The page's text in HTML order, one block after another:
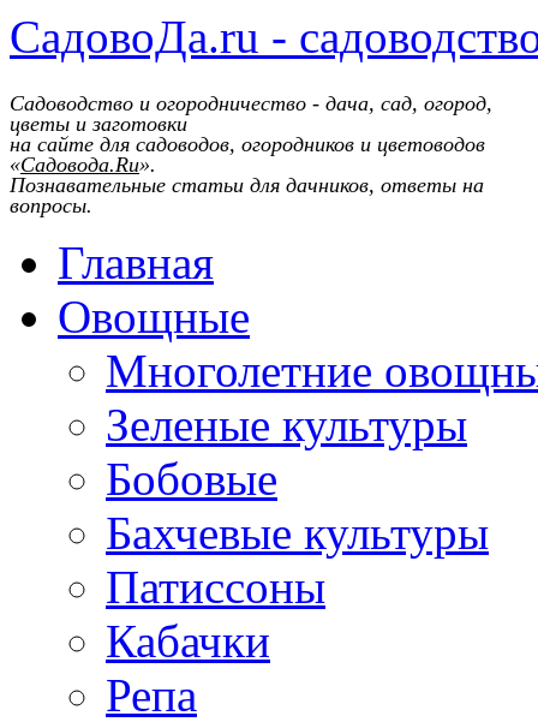
СадовоДа.ru -
Садоводство и огородничество - дача, сад, огород,
цветы и заготовки
на сайте для садоводов, огородников и цветоводов
«Садовода.Ru».
Познавательные статьи для дачников, ответы на
вопросы.
Главная
Овощные
Многолетние
Зеленые культуры
Бобовые
Бахчевые культуры
Патиссоны
Кабачки
Репа